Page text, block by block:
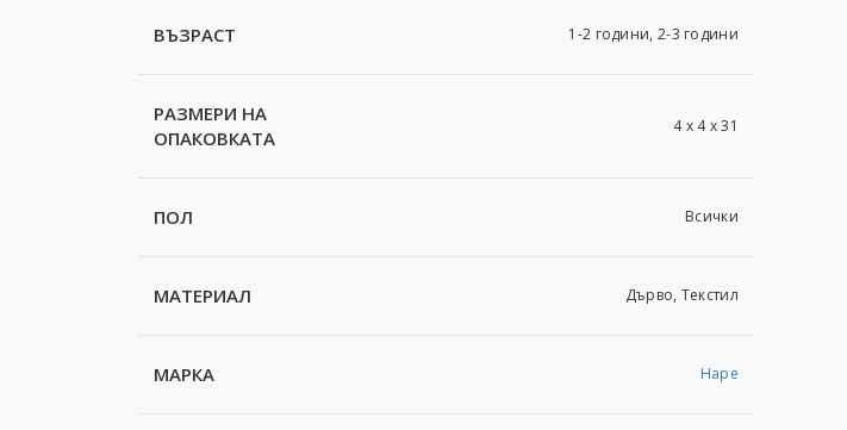
ВЪЗРАСТ 1-2 години, 2-3 години
РАЗМЕРИ НА
ОПАКОВКАТА
4 х 4 х 31
ПОЛ Всички
МАТЕРИАЛ Дърво, Текстил
МАРКА Hape